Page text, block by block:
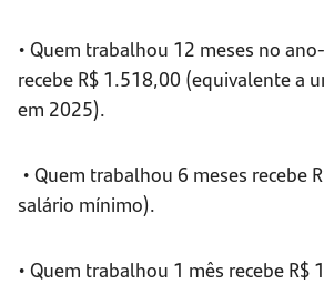
• Quem trabalhou 12 meses no
recebe R$ 1.518,00 (equivalente a
em 2025).
• Quem trabalhou 6 meses recebe
salário mínimo).
• Quem trabalhou 1 mês recebe R$